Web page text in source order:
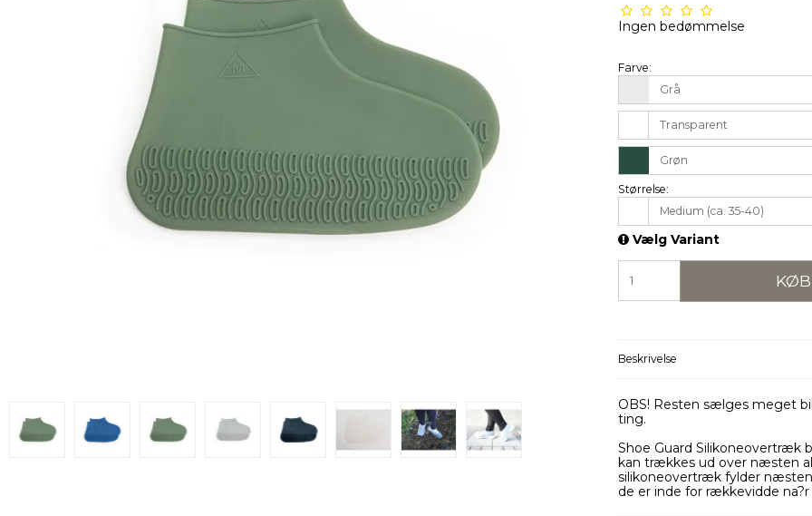
Ingen bedømmelse
Farve:
Grå
Transparent
Grøn
Størrelse:
Medium (ca. 35-40)
Vælg Variant
KØB
Beskrivelse
OBS! Resten sælges meget
ting.
Shoe Guard Silikoneovertræk
kan trækkes ud over næsten
silikoneovertræk fylder
de er inde for rækkevidde